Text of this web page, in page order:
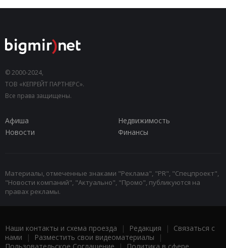
© 2000-2024,
ТОВ «КЕПРЕЙТ ПАРТНЕРС».
Все права защищены.
Афиша
Недвижимость
Новости
Финансы
Материалы, отмеченные знаками "Реклама", "PR", "Спецпроект",
"Новости компаний", "Актуально", "Промо", публикуются на
правах рекламы.
Наши контакты и схема проезда | Редакция | Связаться с
нами | Разместить свои видеоматериалы |